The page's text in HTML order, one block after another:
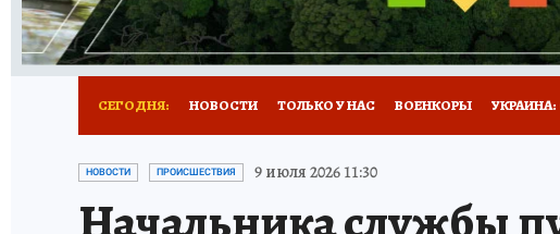
СЕГОДНЯ: НОВОСТИ ТОЛЬКО У НАС ВОЕНКОРЫ
РЕКЛАМА НА САЙТЕ ПУТЕВОДИТЕЛЬ ПО СТРОЙКЕ И
НОВОСТИ ПРОИСШЕСТВИЯ 9 июля 2026 11:30